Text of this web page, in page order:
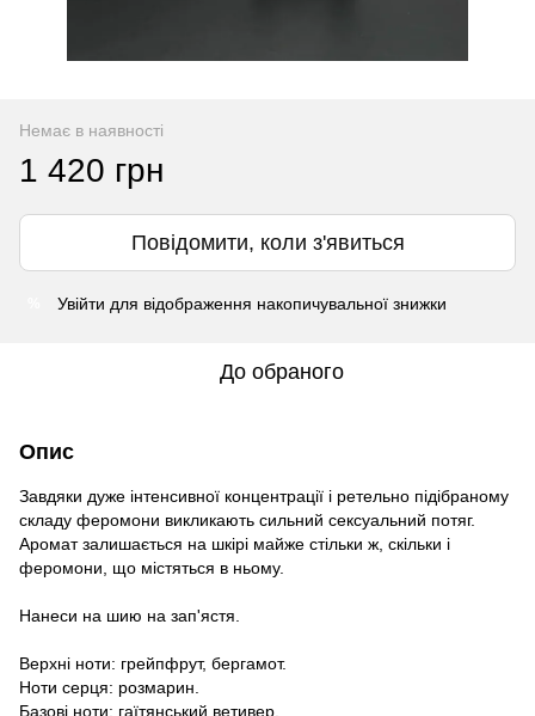
Немає в наявності
1 420 грн
Повідомити, коли з'явиться
Увійти для відображення накопичувальної знижки
До обраного
Опис
Завдяки дуже інтенсивної концентрації і ретельно підібраному
складу феромони викликають сильний сексуальний потяг.
Аромат залишається на шкірі майже стільки ж, скільки і
феромони, що містяться в ньому.
Нанеси на шию на зап'ястя.
Верхні ноти: грейпфрут, бергамот.
Ноти серця: розмарин.
Базові ноти: гаїтянський ветивер.